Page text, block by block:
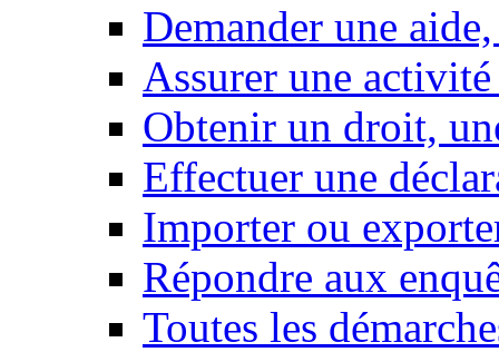
Demander une
Assurer une
Obtenir un droit,
Effectuer une
Importer ou
Répondre aux
Toutes les